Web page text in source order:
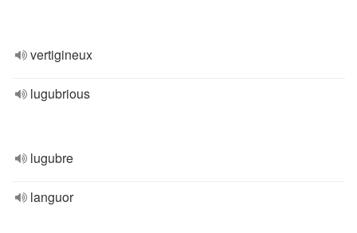
vertigineux
lugubrious
lugubre
languor